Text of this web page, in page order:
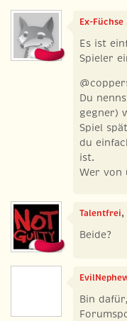
Ex-Füchse
Es ist
Spieler
Du
gegner)
Spiel
du
ist.
Wer von
Talentfrei,
Beide?
Bin